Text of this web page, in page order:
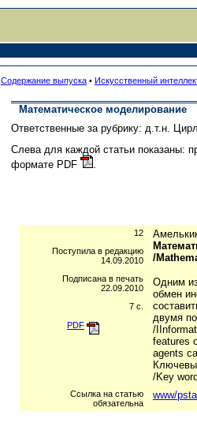
Содержание выпуска • Искусственный
Математическое моделирование
Ответственные за рубрику: д.т.н.
Слева для каждой статьи показаны:
формате PDF
.
12
Поступила в редакцию
14.09.2010
Подписана в печать
22.09.2010
7 с.
PDF
/
Одним
обмен
двумя
/
features
agents
/Key
Ссылка на статью
обязательна
www/